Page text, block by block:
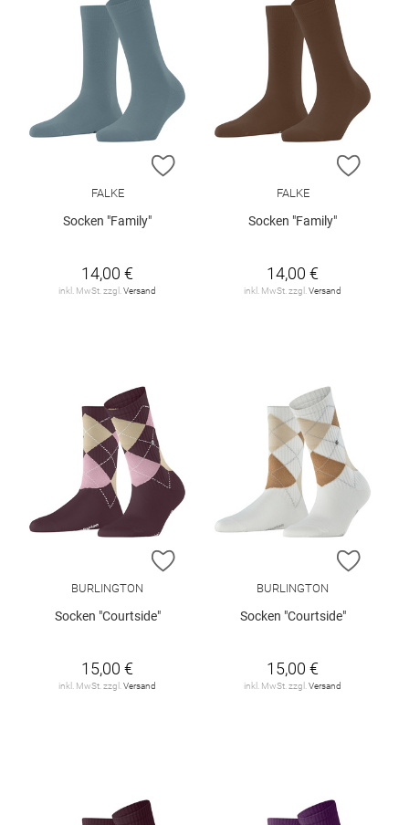
ZUR WUNSCHLISTE HINZUFÜGEN
FALKE
Socken "Family"
14,00 €
inkl. MwSt. zzgl. Versand
ZUR
FALKE
Socken "Family"
14,00 €
inkl. MwSt. zzgl. Versand
ZUR WUNSCHLISTE HINZUFÜGEN
BURLINGTON
Socken "Courtside"
15,00 €
inkl. MwSt. zzgl. Versand
ZUR
BURLINGTON
Socken "Courtside"
15,00 €
inkl. MwSt. zzgl. Versand